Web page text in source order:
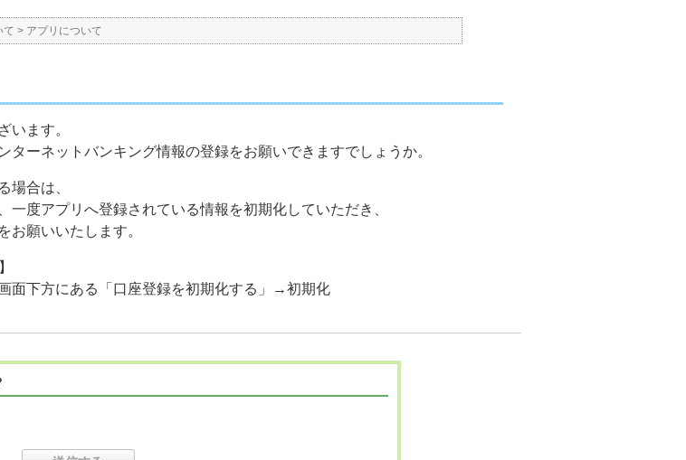
て > アプリについて
います。
ーネットバンキング情報の登録をお願いできますでしょうか。
場合は、
度アプリへ登録されている情報を初期化していただき、
お願いいたします。
面下方にある「口座登録を初期化する」→初期化